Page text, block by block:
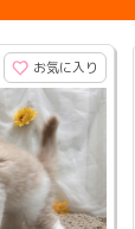
お気に入り